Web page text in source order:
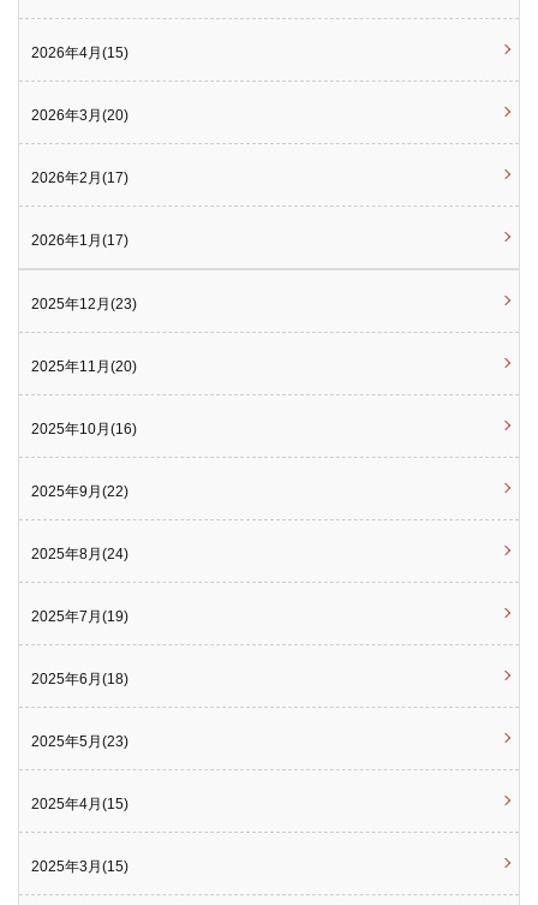
2026年4月(15)
2026年3月(20)
2026年2月(17)
2026年1月(17)
2025年12月(23)
2025年11月(20)
2025年10月(16)
2025年9月(22)
2025年8月(24)
2025年7月(19)
2025年6月(18)
2025年5月(23)
2025年4月(15)
2025年3月(15)